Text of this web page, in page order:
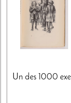
Un des 1000